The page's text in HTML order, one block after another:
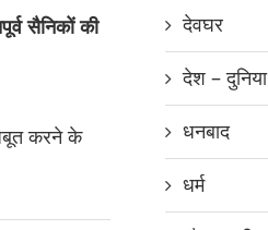
सैनिकों की
करने के
देवघर
देश – दुनिया
धनबाद
धर्म